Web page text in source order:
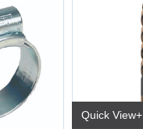
Quick View+